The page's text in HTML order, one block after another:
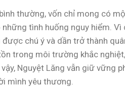
thường, vốn chỉ mong có
tình huống nguy hiểm.
được chú ý và dần trở thành
trong môi trường khắc
Nguyệt Lăng vẫn giữ vững
mình yêu thương.